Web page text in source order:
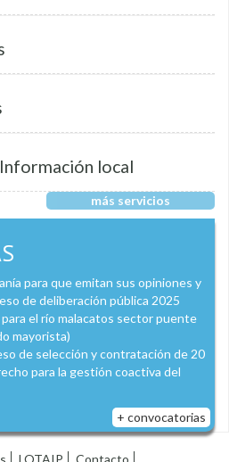
local
más servicios
para que emitan sus opiniones y
de deliberación pública 2025
el río malacatos sector puente
mayorista)
de selección y contratación de 20
para la gestión coactiva del
+ convocatorias